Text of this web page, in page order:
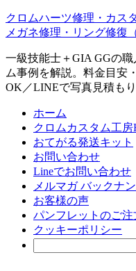
クロムハーツ修理・カス
メガネ修理・リング修復
一級技能士＋GIA GGの
ム事例を解説。料金目安
OK／LINEで写真見積もり
ホーム
クロムカスタム工房
おてがる発送キット
お問い合わせ
Lineでお問い合わせ
メルマガ バックナ
お客様の声
パンフレットのご注
クッキーポリシー